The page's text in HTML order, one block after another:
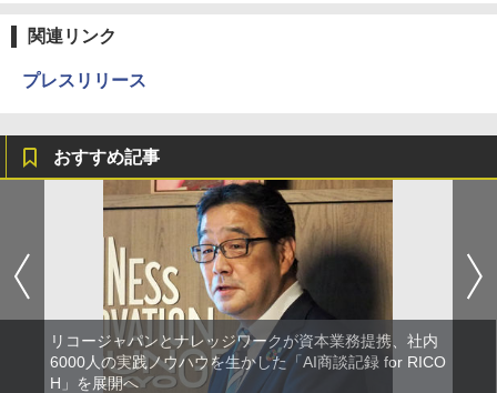
関連リンク
プレスリリース
おすすめ記事
リコージャパンとナレッジワークが資本業務提携、社内
6000人の実践ノウハウを生かした「AI商談記録 for RICO
H」を展開へ